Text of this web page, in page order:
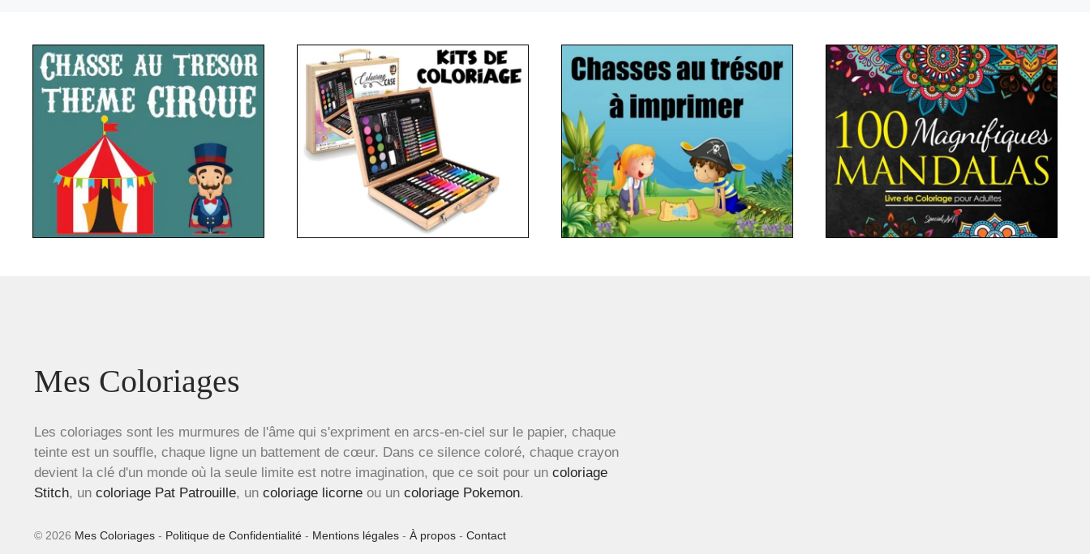
Mes Coloriages
Les coloriages sont les murmures de l'âme qui s'expriment en arcs-en-ciel sur le papier, chaque
teinte est un souffle, chaque ligne un battement de cœur. Dans ce silence coloré, chaque crayon
devient la clé d'un monde où la seule limite est notre imagination, que ce soit pour un coloriage
Stitch, un coloriage Pat Patrouille, un coloriage licorne ou un coloriage Pokemon.
© 2026 Mes Coloriages - Politique de Confidentialité - Mentions légales - À propos - Contact